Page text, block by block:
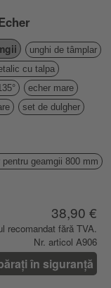
unghi de tâmplar
cu talpa
echer mare
set de dulgher
pentru geamgii 800 mm
38,90 €
recomandat fără TVA.
Nr. articol A906
în siguranță